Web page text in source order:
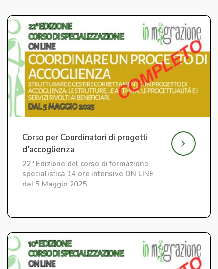
Corso per Coordinatori di progetti
d'accoglienza
22ª Edizione del corso di formazione
specialistica 14 ore intensive ON LINE
dal 5 Maggio 2025